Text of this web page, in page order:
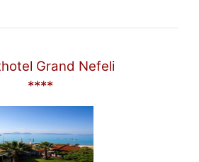
Grand Nefeli
****